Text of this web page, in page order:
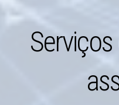
Serviços
as